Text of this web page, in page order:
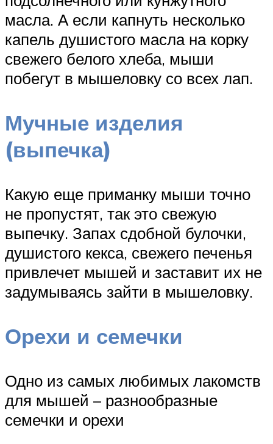
масла. А если капнуть несколько
капель душистого масла на корку
свежего белого хлеба, мыши
побегут в мышеловку со всех лап.
Мучные изделия
(выпечка)
Какую еще приманку мыши точно
не пропустят, так это свежую
выпечку. Запах сдобной булочки,
душистого кекса, свежего печенья
привлечет мышей и заставит их не
задумываясь зайти в мышеловку.
Орехи и семечки
Одно из самых любимых лакомств
для мышей – разнообразные
семечки и орехи